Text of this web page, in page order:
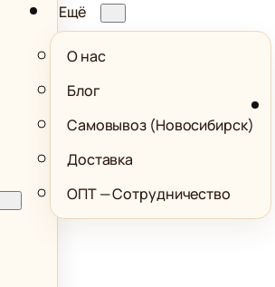
Ещё
О нас
Блог
Самовывоз (Новосибирск)
Доставка
ОПТ — Сотрудничество